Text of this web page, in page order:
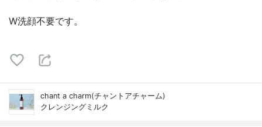
W洗顔不要です。
chant a charm(チャントアチャーム)
クレンジングミルク